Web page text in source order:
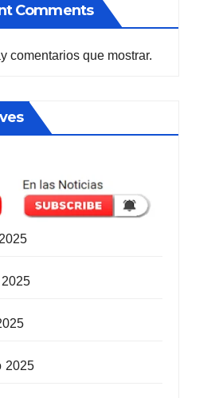
Comments
comentarios que mostrar.
2025